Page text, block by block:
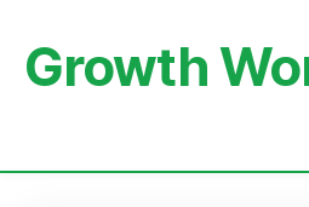
Growth